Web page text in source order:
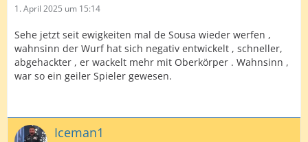
1. April 2025 um 15:14
Sehe jetzt seit ewigkeiten mal de Sousa wieder werfen ,
wahnsinn der Wurf hat sich negativ entwickelt , schneller,
abgehackter , er wackelt mehr mit Oberkörper . Wahnsinn ,
war so ein geiler Spieler gewesen.
Iceman1